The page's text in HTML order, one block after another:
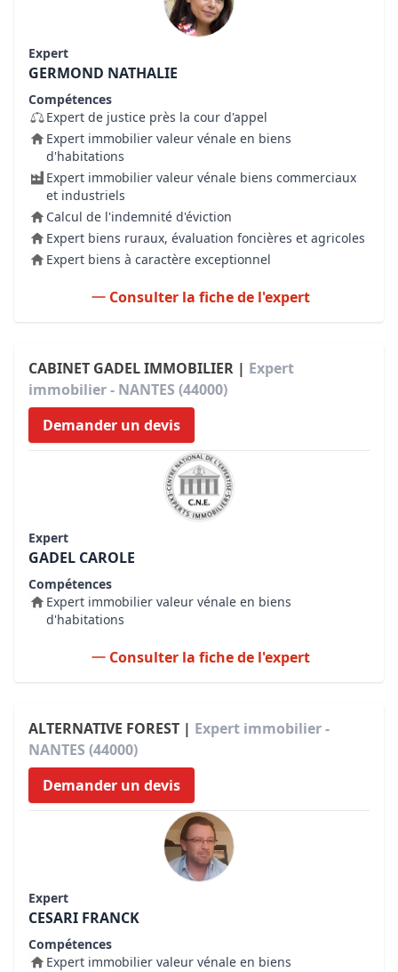
Expert
GERMOND NATHALIE
Compétences
Expert de justice près la cour d'appel
Expert immobilier valeur vénale en biens
d'habitations
Expert immobilier valeur vénale biens commerciaux
et industriels
Calcul de l'indemnité d'éviction
Expert biens ruraux, évaluation foncières et agricoles
Expert biens à caractère exceptionnel
Consulter la fiche de l'expert
CABINET GADEL IMMOBILIER | Expert
immobilier - NANTES (44000)
Demander un devis
Expert
GADEL CAROLE
Compétences
Expert immobilier valeur vénale en biens
d'habitations
Consulter la fiche de l'expert
ALTERNATIVE FOREST | Expert immobilier -
NANTES (44000)
Demander un devis
Expert
CESARI FRANCK
Compétences
Expert immobilier valeur vénale en biens